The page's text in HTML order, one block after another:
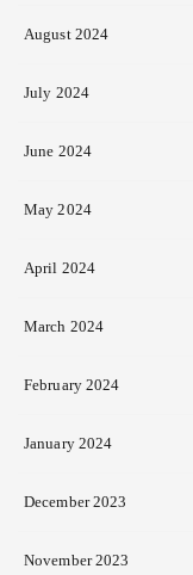
August 2024
July 2024
June 2024
May 2024
April 2024
March 2024
February 2024
January 2024
December 2023
November 2023